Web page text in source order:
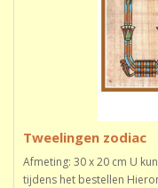
Tweelingen zodiac
Afmeting: 30 x 20 cm U
tijdens het bestellen